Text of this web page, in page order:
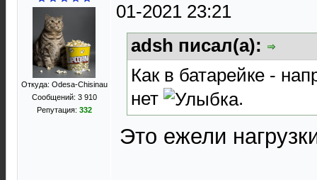
Откуда: Odesa-Chisinau
Сообщений: 3 910
Репутация: 332
01-2021 23:21
adsh писал(а):
Как в батарейке -
нет
.
Это ежели